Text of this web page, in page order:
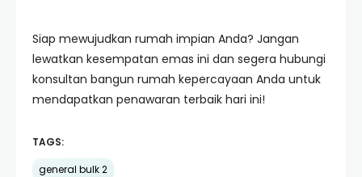
Siap mewujudkan rumah impian Anda? Jangan
lewatkan kesempatan emas ini dan segera hubungi
konsultan bangun rumah kepercayaan Anda untuk
mendapatkan penawaran terbaik hari ini!
TAGS:
general bulk 2